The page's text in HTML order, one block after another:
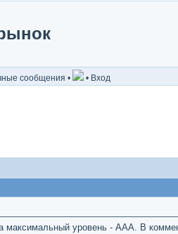
сообщения • • Вход
уровень - AAA. В